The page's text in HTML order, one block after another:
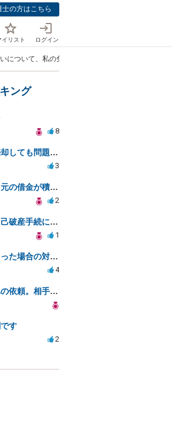
士の方はこちら
イリスト ログイン
について、私の免責に影響はありますでしょうか？
ング
8
自己破産中に不用品を売却しても問題ないか？
3
詐欺被害でできた借金と元の借金が積み重なり返済困難
2
親名義で後払い利用、自己破産手続に影響はあるか？
1
お金を騙して借りてしまった場合の対処法と今後の対応策
4
不倫慰謝料での弁護士への依頼。相手が自己破産、弁護士との契約範囲は？
す
2